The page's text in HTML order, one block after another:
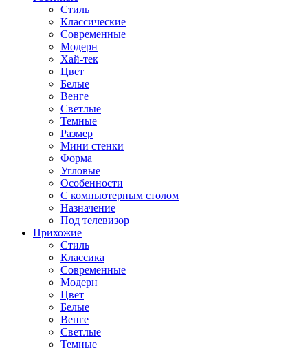
Стиль
Классические
Современные
Модерн
Хай-тек
Цвет
Белые
Венге
Светлые
Темные
Размер
Мини стенки
Форма
Угловые
Особенности
С компьютерным столом
Назначение
Под телевизор
Прихожие
Стиль
Классика
Современные
Модерн
Цвет
Белые
Венге
Светлые
Темные